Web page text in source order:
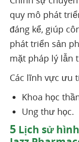
quy mô phát
đáng kể, giúp
phát triển sản
mặt pháp lý lẫn
Các lĩnh vực ưu
Khoa học
Ung thư học.
5 Lịch sử